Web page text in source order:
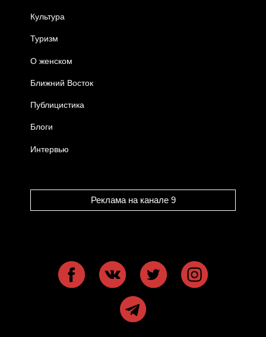
Культура
Туризм
О женском
Ближний Восток
Публицистика
Блоги
Интервью
Реклама на канале 9